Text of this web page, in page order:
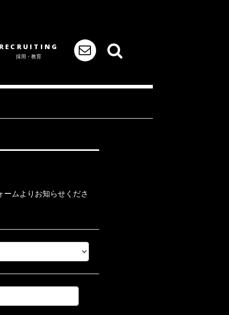
RECRUITING
採用・教育
ムよりお知らせくださ